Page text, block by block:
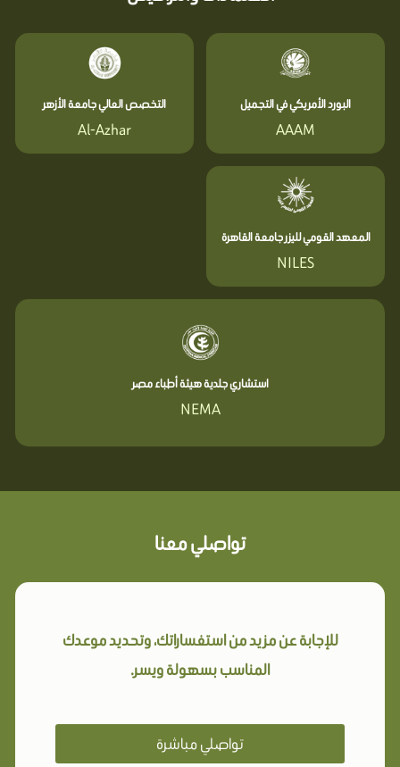
البورد الأمريكي في التجميل
AAAM
التخصص العالي جامعة الأزهر
Al-Azhar
المعهد القومي لليزر جامعة القاهرة
NILES
استشاري جلدية هيئة أطباء مصر
NEMA
تواصلي معنا
للإجابة عن مزيد من استفساراتك، وتحديد موعدك
المناسب بسهولة ويسر.
تواصلي مباشرة